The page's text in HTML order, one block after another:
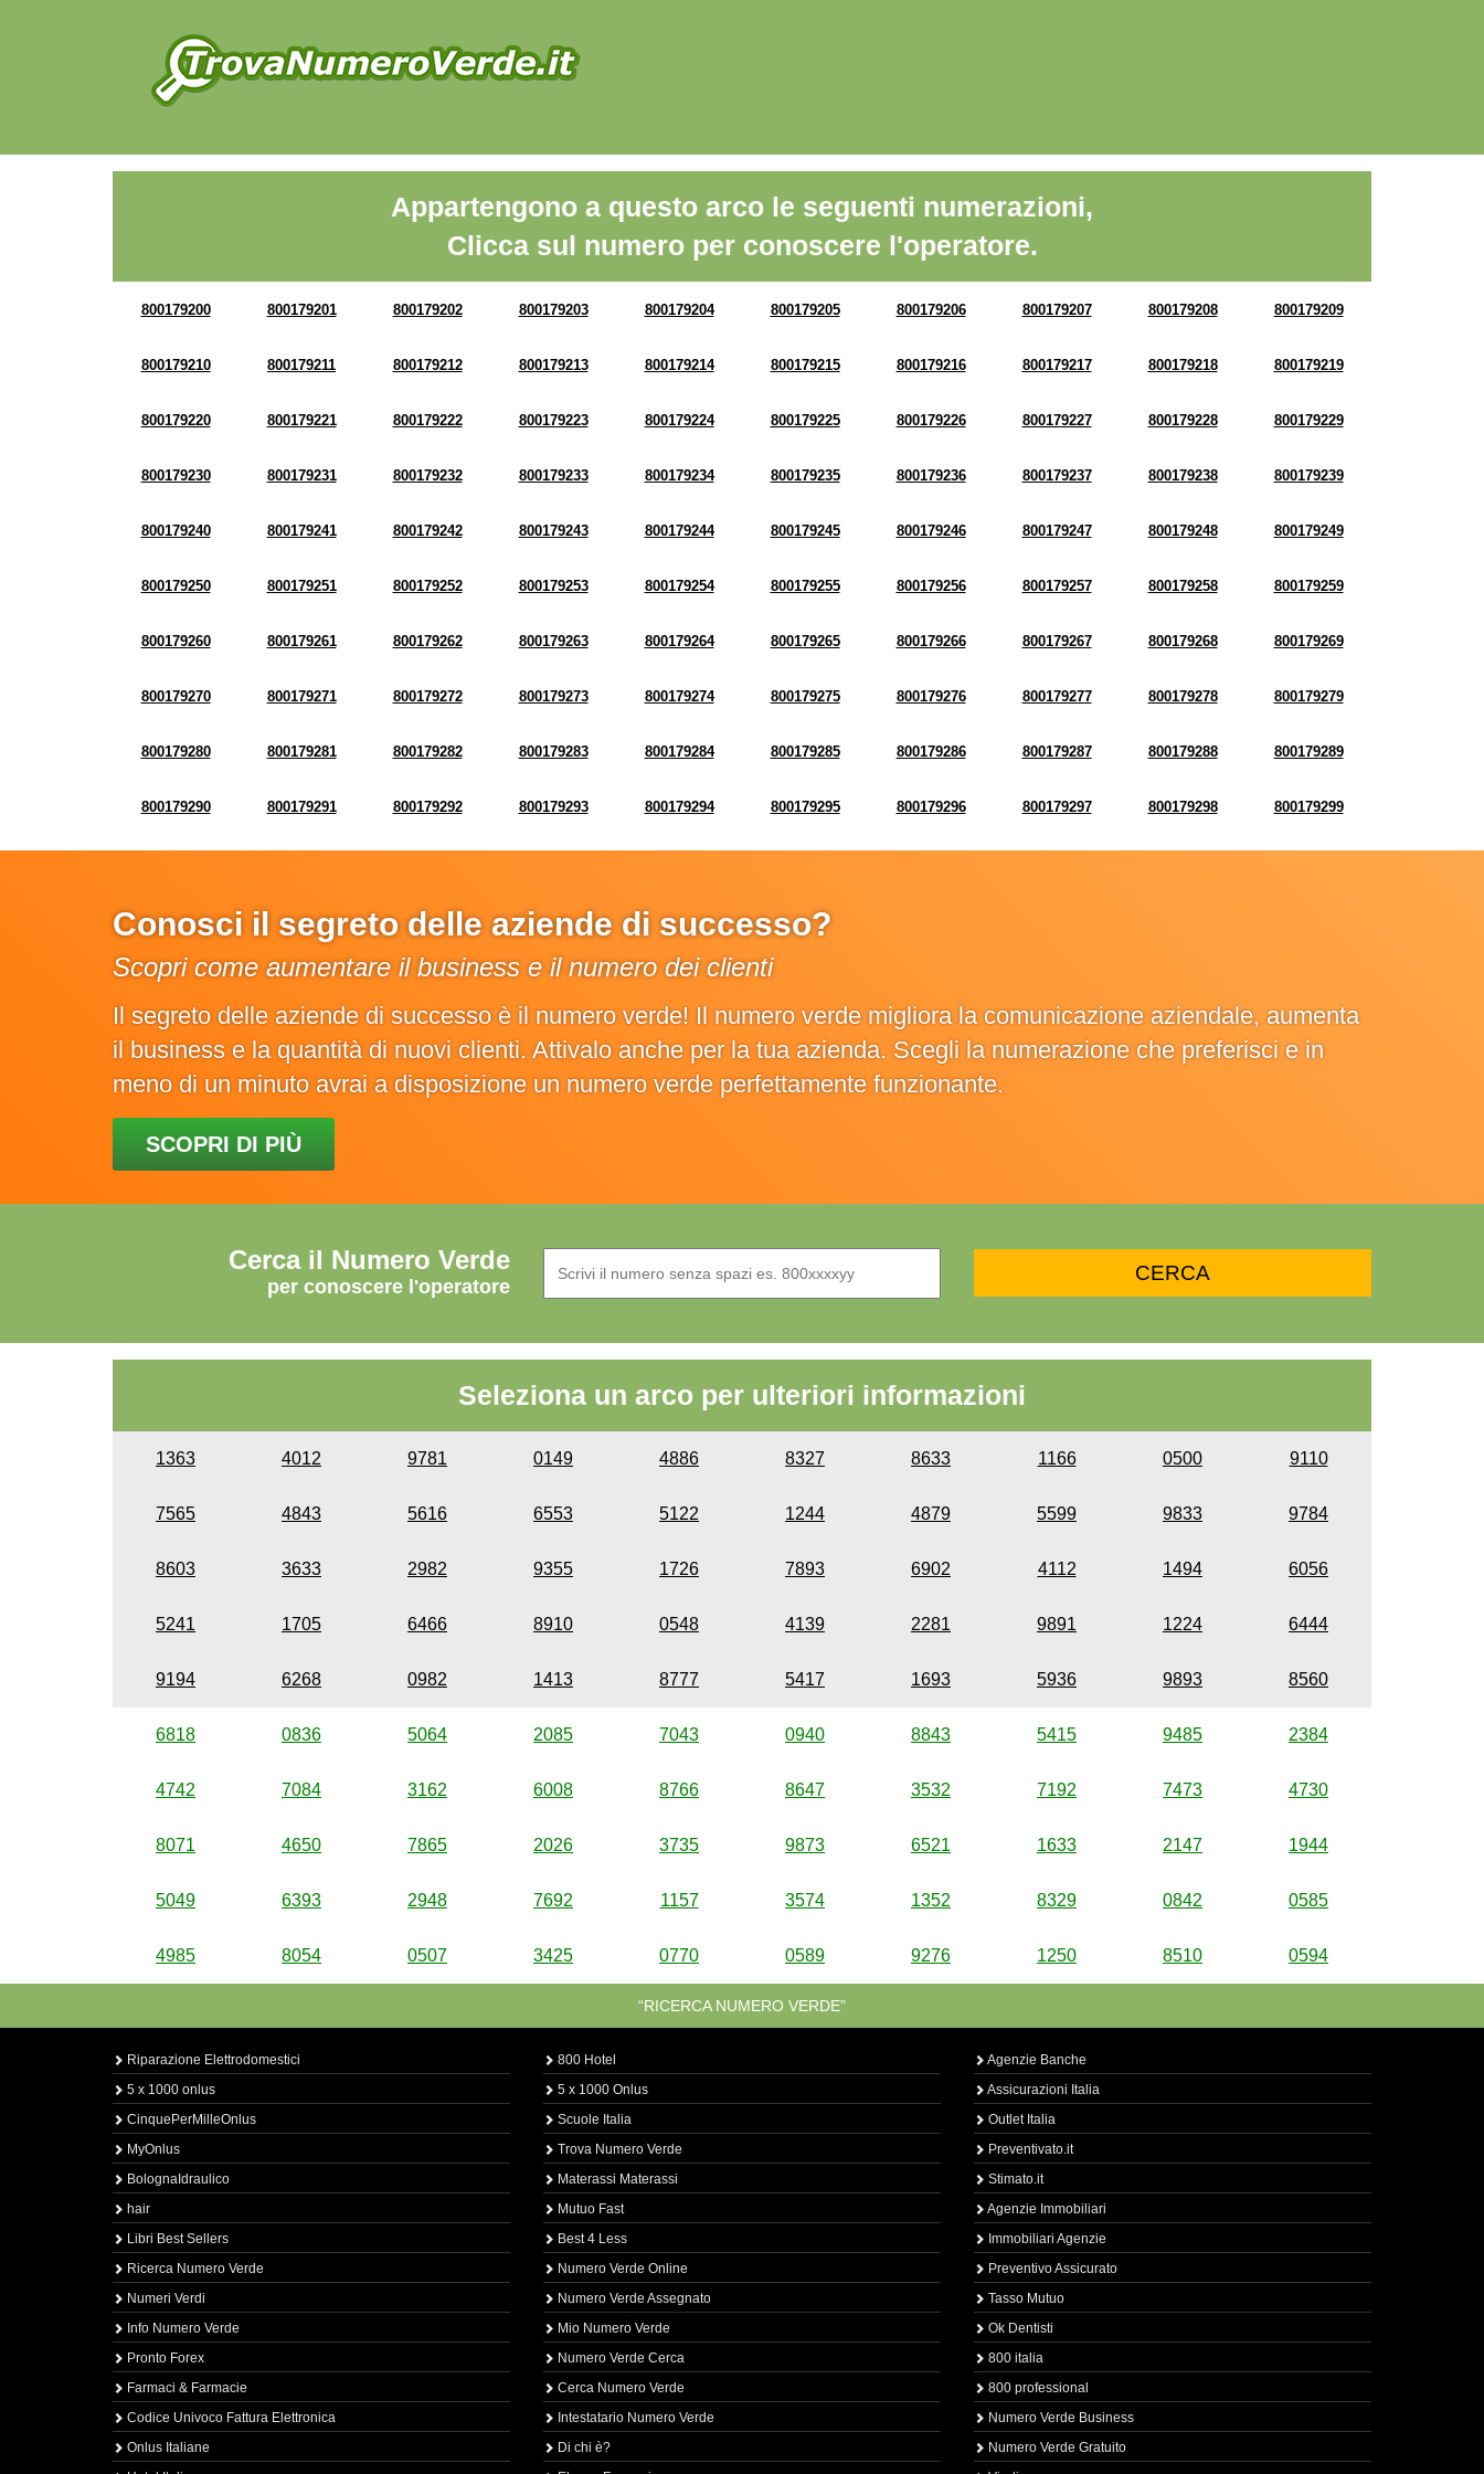
Appartengono a questo arco le seguenti numerazioni,
Clicca sul numero per conoscere l'operatore.
800179200 800179201 800179202 800179203 800179204 800179205 800179206 800179207 800179208 800179209
800179210 800179211 800179212 800179213 800179214 800179215 800179216 800179217 800179218 800179219
800179220 800179221 800179222 800179223 800179224 800179225 800179226 800179227 800179228 800179229
800179230 800179231 800179232 800179233 800179234 800179235 800179236 800179237 800179238 800179239
800179240 800179241 800179242 800179243 800179244 800179245 800179246 800179247 800179248 800179249
800179250 800179251 800179252 800179253 800179254 800179255 800179256 800179257 800179258 800179259
800179260 800179261 800179262 800179263 800179264 800179265 800179266 800179267 800179268 800179269
800179270 800179271 800179272 800179273 800179274 800179275 800179276 800179277 800179278 800179279
800179280 800179281 800179282 800179283 800179284 800179285 800179286 800179287 800179288 800179289
800179290 800179291 800179292 800179293 800179294 800179295 800179296 800179297 800179298 800179299
Conosci il segreto delle aziende di successo?
Scopri come aumentare il business e il numero dei clienti
Il segreto delle aziende di successo è il numero verde! Il numero verde migliora la comunicazione aziendale, aumenta
il business e la quantità di nuovi clienti. Attivalo anche per la tua azienda. Scegli la numerazione che preferisci e in
meno di un minuto avrai a disposizione un numero verde perfettamente funzionante.
SCOPRI DI PIÙ
Cerca il Numero Verde
per conoscere l'operatore
Seleziona un arco per ulteriori informazioni
1363 4012 9781 0149 4886 8327 8633 1166 0500 9110
7565 4843 5616 6553 5122 1244 4879 5599 9833 9784
8603 3633 2982 9355 1726 7893 6902 4112 1494 6056
5241 1705 6466 8910 0548 4139 2281 9891 1224 6444
9194 6268 0982 1413 8777 5417 1693 5936 9893 8560
6818 0836 5064 2085 7043 0940 8843 5415 9485 2384
4742 7084 3162 6008 8766 8647 3532 7192 7473 4730
8071 4650 7865 2026 3735 9873 6521 1633 2147 1944
5049 6393 2948 7692 1157 3574 1352 8329 0842 0585
4985 8054 0507 3425 0770 0589 9276 1250 8510 0594
“RICERCA NUMERO VERDE”
Riparazione Elettrodomestici
5 x 1000 onlus
CinquePerMilleOnlus
MyOnlus
BolognaIdraulico
hair
Libri Best Sellers
Ricerca Numero Verde
Numeri Verdi
Info Numero Verde
Pronto Forex
Farmaci & Farmacie
Codice Univoco Fattura Elettronica
Onlus Italiane
800 Hotel
5 x 1000 Onlus
Scuole Italia
Trova Numero Verde
Materassi Materassi
Mutuo Fast
Best 4 Less
Numero Verde Online
Numero Verde Assegnato
Mio Numero Verde
Numero Verde Cerca
Cerca Numero Verde
Intestatario Numero Verde
Di chi è?
Agenzie Banche
Assicurazioni Italia
Outlet Italia
Preventivato.it
Stimato.it
Agenzie Immobiliari
Immobiliari Agenzie
Preventivo Assicurato
Tasso Mutuo
Ok Dentisti
800 italia
800 professional
Numero Verde Business
Numero Verde Gratuito